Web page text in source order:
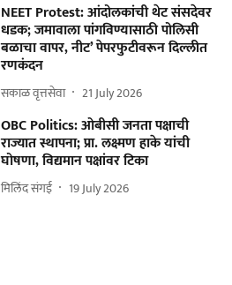
NEET Protest: आंदोलकांची थेट संसदेवर
धडक; जमावाला पांगविण्यासाठी पोलिसी
बळाचा वापर, नीट’ पेपरफुटीवरून दिल्लीत
रणकंदन
सकाळ वृत्तसेवा 21 July 2026
OBC Politics: ओबीसी जनता पक्षाची
राज्यात स्थापना; प्रा. लक्ष्मण हाके यांची
घोषणा, विद्यमान पक्षांवर टिका
मिलिंद संगई 19 July 2026